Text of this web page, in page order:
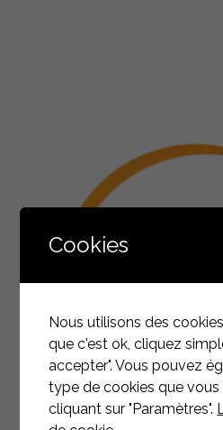
Cookies
Nous utilisons des
que c'est ok, cliquez
accepter". Vous pouvez
type de cookies que vous
cliquant sur "Paramètres".